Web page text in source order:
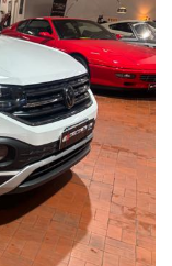
magyarul-
IMMEDIATO
E PROVA